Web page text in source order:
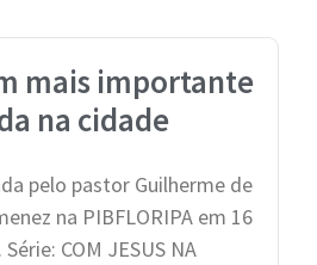
mais importante
na cidade
pelo pastor Guilherme de
na PIBFLORIPA em 16
COM JESUS NA